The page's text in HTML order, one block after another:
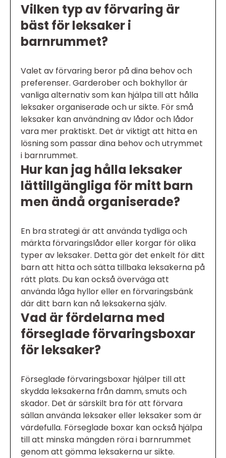
Vilken typ av förvaring är
bäst för leksaker i
barnrummet?
Valet av förvaring beror på dina behov och
preferenser. Garderober och bokhyllor är
vanliga alternativ som kan hjälpa till att hålla
leksaker organiserade och ur sikte. För små
leksaker kan användning av lådor och lådor
vara mer praktiskt. Det är viktigt att hitta en
lösning som passar dina behov och utrymmet
i barnrummet.
Hur kan jag hålla leksaker
lättillgängliga för mitt barn
men ändå organiserade?
En bra strategi är att använda tydliga och
märkta förvaringslådor eller korgar för olika
typer av leksaker. Detta gör det enkelt för ditt
barn att hitta och sätta tillbaka leksakerna på
rätt plats. Du kan också överväga att
använda låga hyllor eller en förvaringsbänk
där ditt barn kan nå leksakerna själv.
Vad är fördelarna med
förseglade förvaringsboxar
för leksaker?
Förseglade förvaringsboxar hjälper till att
skydda leksakerna från damm, smuts och
skador. Det är särskilt bra för att förvara
sällan använda leksaker eller leksaker som är
värdefulla. Förseglade boxar kan också hjälpa
till att minska mängden röra i barnrummet
genom att gömma leksakerna ur sikte.